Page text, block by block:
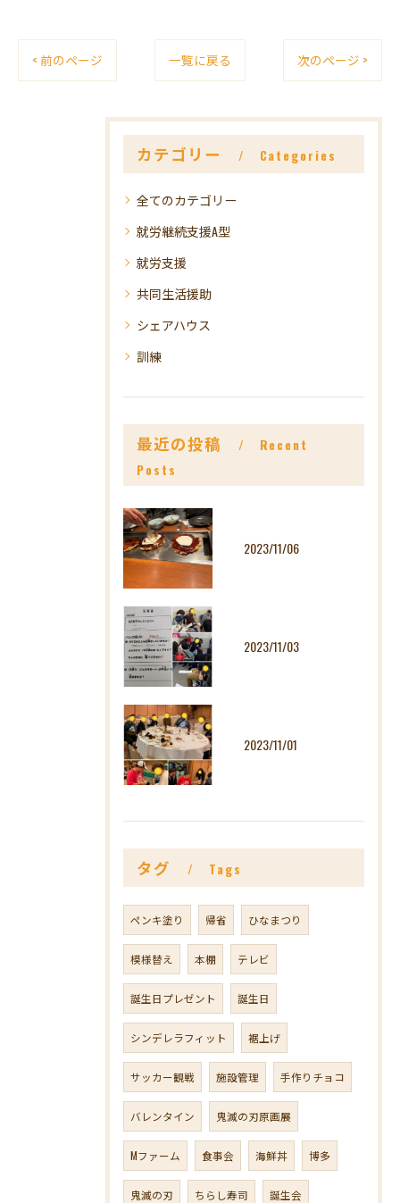
< 前のページ 一覧に戻る 次のページ >
カテゴリー Categories
全てのカテゴリー
就労継続支援A型
就労支援
共同生活援助
シェアハウス
訓練
最近の投稿
Recent
Posts
2023/11/06
2023/11/03
2023/11/01
タグ Tags
ペンキ塗り 帰省 ひなまつり
模様替え 本棚 テレビ
誕生日プレゼント 誕生日
シンデレラフィット 裾上げ
サッカー観戦 施設管理 手作りチョコ
バレンタイン 鬼滅の刃原画展
Mファーム 食事会 海鮮丼 博多
鬼滅の刃 ちらし寿司 誕生会